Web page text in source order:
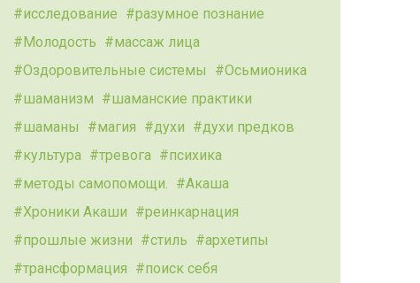
исследование
разумное познание
Молодость
массаж лица
Оздоровительные системы
Осьмионика
шаманизм
шаманские практики
шаманы
магия духи
духи предков
культура
тревога
психика
методы самопомощи.
Акаша
Хроники Акаши
реинкарнация
прошлые жизни
стиль
архетипы
трансформация
поиск себя